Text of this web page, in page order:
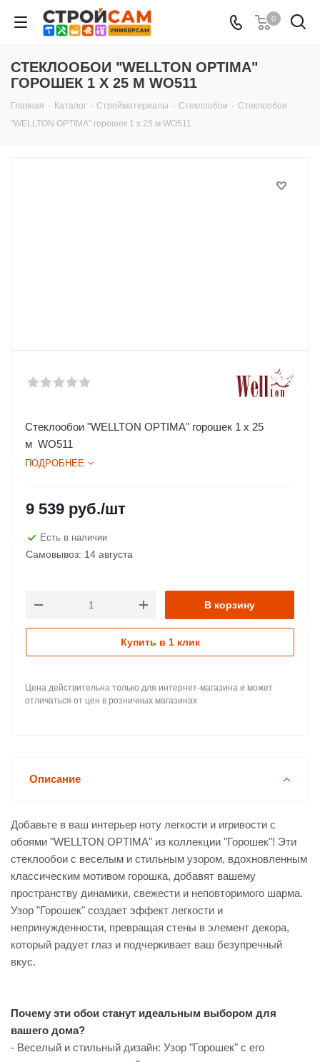
0
СТЕКЛООБОИ "WELLTON OPTIMA"
ГОРОШЕК 1 Х 25 М WO511
Главная - Каталог - Стройматериалы - Стеклообои - Стеклообои
"WELLTON OPTIMA" горошек 1 х 25 м WO511
Стеклообои "WELLTON OPTIMA" горошек 1 х 25
м WO511
ПОДРОБНЕЕ
9 539 руб./шт
Есть в наличии
Самовывоз: 14 августа
В корзину
Купить в 1 клик
Цена действительна только для интернет-магазина и может
отличаться от цен в розничных магазинах
Описание
Добавьте в ваш интерьер ноту легкости и игривости с
обоями "WELLTON OPTIMA" из коллекции "Горошек"! Эти
стеклообои с веселым и стильным узором, вдохновленным
классическим мотивом горошка, добавят вашему
пространству динамики, свежести и неповторимого шарма.
Узор "Горошек" создает эффект легкости и
непринужденности, превращая стены в элемент декора,
который радует глаз и подчеркивает ваш безупречный
вкус.
Почему эти обои станут идеальным выбором для
вашего дома?
- Веселый и стильный дизайн: Узор "Горошек" с его